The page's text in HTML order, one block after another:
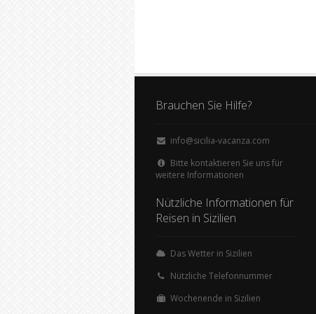
Brauchen Sie Hilfe?
info@sicilia-vacanza.com
Bitte kontaktieren Sie uns für
weitere Informationen
Nützliche Informationen für
Reisen in Sizilien
Das Wetter in Sizilien
Nützliche Telefonnummer
Wochenende in Sizilien